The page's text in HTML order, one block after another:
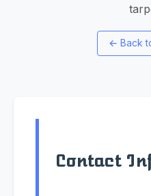
← Back
Contact